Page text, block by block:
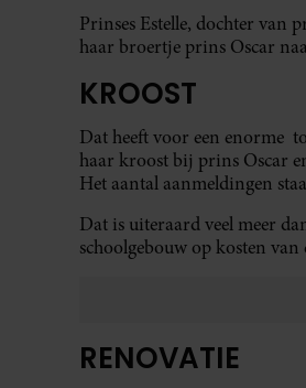
Prinses Estelle, dochter van
haar broertje prins Oscar
KROOST
Dat heeft voor een enorme
haar kroost bij prins Oscar
Het aantal aanmeldingen
Dat is uiteraard veel meer
schoolgebouw op kosten
RENOVATIE